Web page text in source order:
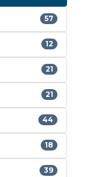
57
12
21
21
44
18
39